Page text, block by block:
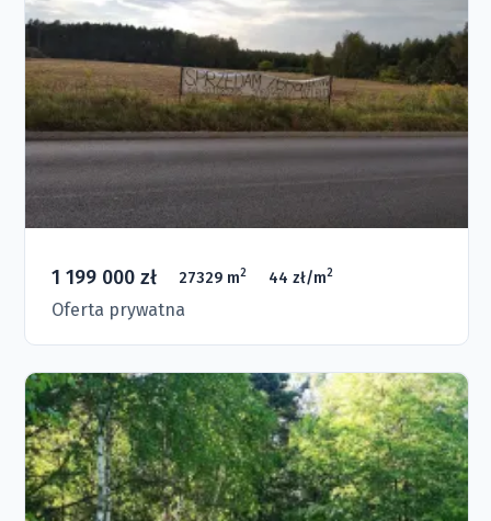
1 199 000 zł 27329 m2 44 zł/m2
Oferta prywatna